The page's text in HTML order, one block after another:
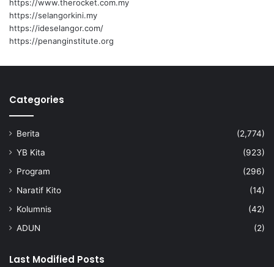
H
a
r
https://www.therocket.com.my
https://selangorkini.my
https://ideselangor.com/
https://penanginstitute.org
Categories
Berita
(2,774)
YB Kita
(923)
Program
(296)
Naratif Kito
(14)
Kolumnis
(42)
ADUN
(2)
Last Modified Posts